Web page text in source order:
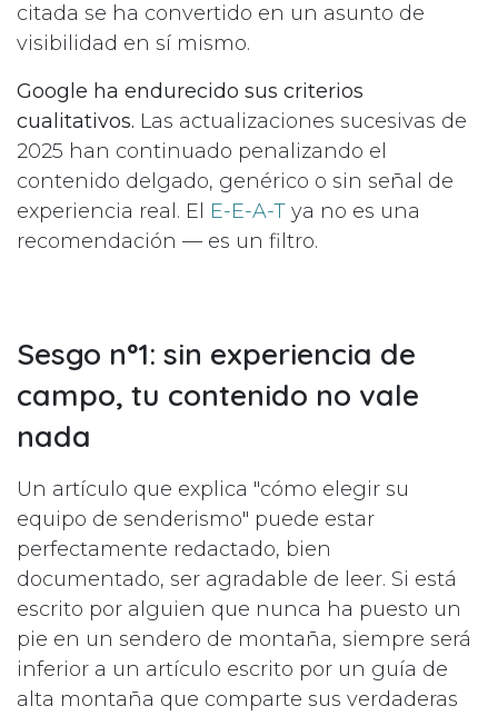
citada se ha convertido en un asunto de
visibilidad en sí mismo.
Google ha endurecido sus criterios
cualitativos. Las actualizaciones sucesivas de
2025 han continuado penalizando el
contenido delgado, genérico o sin señal de
experiencia real. El E-E-A-T ya no es una
recomendación — es un filtro.
Sesgo n°1: sin experiencia de
campo, tu contenido no vale
nada
Un artículo que explica "cómo elegir su
equipo de senderismo" puede estar
perfectamente redactado, bien
documentado, ser agradable de leer. Si está
escrito por alguien que nunca ha puesto un
pie en un sendero de montaña, siempre será
inferior a un artículo escrito por un guía de
alta montaña que comparte sus verdaderas